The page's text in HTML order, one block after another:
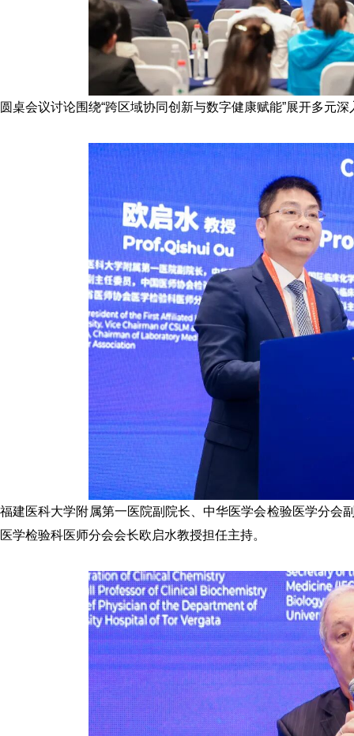
圆桌会议讨论围绕“跨区域协同创新与数字健康赋能”展开多元深
福建医科大学附属第一医院副院长、中华医学会检验医学分会
医学检验科医师分会会长欧启水教授担任主持。